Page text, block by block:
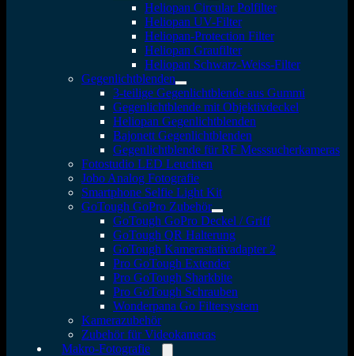
Heliopan Circular Polfilter
Heliopan UV-Filter
Heliopan-Protection Filter
Heliopan Graufilter
Heliopan Schwarz-Weiss-Filter
Gegenlichtblenden
3-teilige Gegenlichtblende aus Gummi
Gegenlichtblende mit Objektivdeckel
Heliopan Gegenlichtblenden
Bajonett Gegenlichtblenden
Gegenlichtblende für RF Messsucherkameras
Fotostudio LED Leuchten
Jobo Analog Fotografie
Smartphone Selfie Light Kit
GoTough GoPro Zubehör
GoTough GoPro Deckel / Griff
GoTough QR Halterung
GoTough Kamerastativadapter 2
Pro GoTough Extender
Pro GoTough Sharkbite
Pro GoTough Schrauben
Wonderpana Go Filtersystem
Kamerazubehör
Zubehör für Videokameras
Makro-Fotografie